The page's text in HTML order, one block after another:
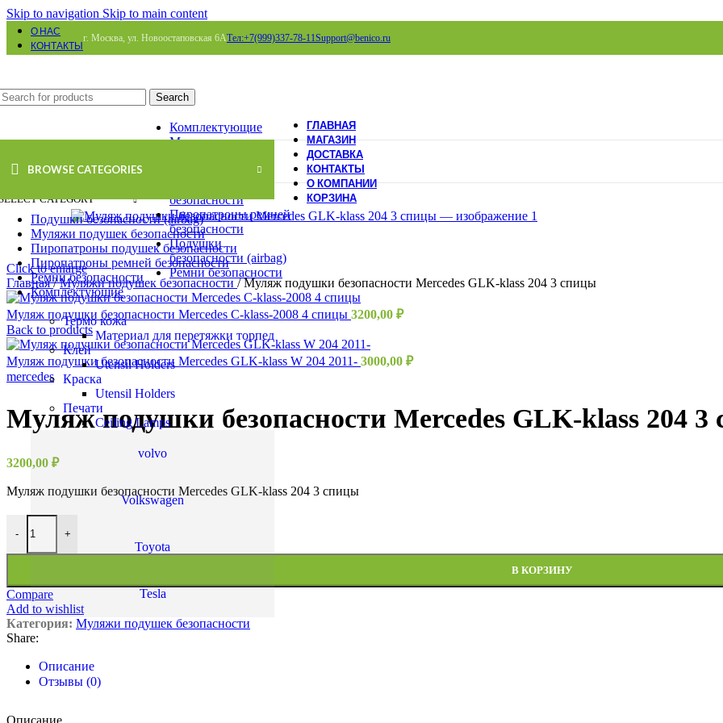
Skip to navigation Skip to main content
О НАС
КОНТАКТЫ
г. Москва, ул. Новоостаповская 6АТел:+7(999)337-78-11Support@benico.ru
CATEGORY
Комплектующие
Муляжи подушек
безопасности
Пиропатроны ремней
безопасности
Подушки
безопасности (airbag)
Ремни безопасности
Search
BROWSE CATEGORIES
Подушки безопасности (airbag)
Муляжи подушек безопасности
Пиропатроны подушек безопасности
Пиропатроны ремней безопасности
Ремни безопасности
Комплектующие
Термо кожа
Материал для перетяжки торпед
Клей
Utensil Holders
Краска
Utensil Holders
Печати
Ceiling Lamps
volvo
Volkswagen
Toyota
Tesla
ГЛАВНАЯ
МАГАЗИН
ДОСТАВКА
КОНТАКТЫ
О КОМПАНИИ
КОРЗИНА
Click to enlarge
Главная/ Муляжи подушек безопасности/ Муляж подушки безопасности Mercedes GLK-klass 204 3 спицы
Муляж подушки безопасности Mercedes C-klass-2008 4 спицы 3200,00 ₽
Back to products
Муляж подушки безопасности Mercedes GLK-klass W 204 2011- 3000,00 ₽
mercedes
Муляж подушки безопасности Mercedes GLK-klass 204 3
3200,00 ₽
Муляж подушки безопасности Mercedes GLK-klass 204 3 спицы
-
Количество товара Муляж подушки безопасности Mercedes GLK-klass 204 3 спицы
+
В КОРЗИНУ
Compare
Add to wishlist
Категория: Муляжи подушек безопасности
Share:
Описание
Отзывы (0)
Описание